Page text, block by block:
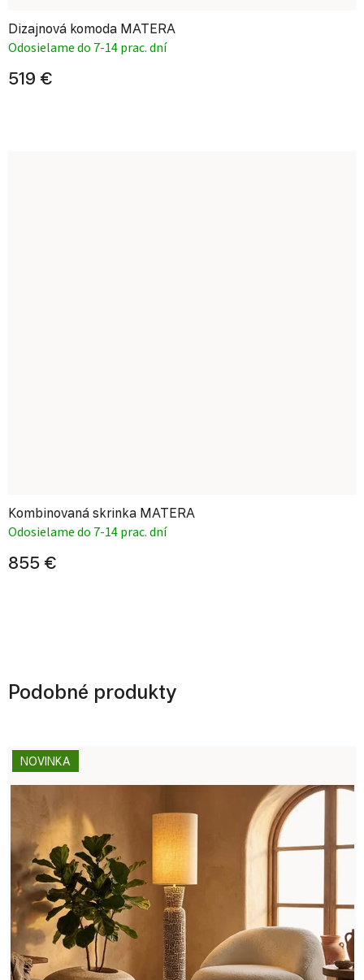
Dizajnová komoda MATERA
Odosielame do 7-14 prac. dní
519 €
Kombinovaná skrinka MATERA
Odosielame do 7-14 prac. dní
855 €
Podobné produkty
NOVINKA